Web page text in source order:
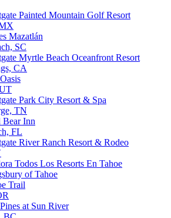
Painted Mountain Golf Resort
Mazatlán
SC
Myrtle Beach Oceanfront Resort
CA
Park City Resort & Spa
TN
Bear Inn
FL
River Ranch Resort & Rodeo
Todos Los Resorts En Tahoe
of Tahoe
Trail
at Sun River